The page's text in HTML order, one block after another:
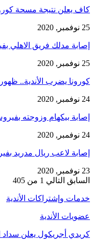
كاف يعلن نتيجة مسحة كورونا
25 نوفمبر, 2020
إصابة مدلك فريق الاهلي
25 نوفمبر, 2020
كورونا يضرب الأندية.. ظهور 11 حالة إصابة بفيروس كورونا بنادي…
24 نوفمبر, 2020
إصابة بيكهام وزوجته
24 نوفمبر, 2020
إصابة لاعب ريال مدريد
23 نوفمبر, 2020
السابق التالي 1 من 405
خدمات وإشتراكات الأندية
عضويات الأندية
كريدي أجريكول يعلن سداد